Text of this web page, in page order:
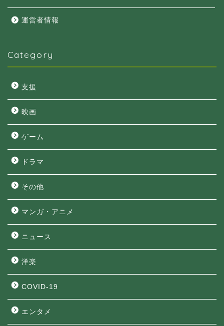
運営者情報
Category
支援
映画
ゲーム
ドラマ
その他
マンガ・アニメ
ニュース
洋楽
COVID-19
エンタメ